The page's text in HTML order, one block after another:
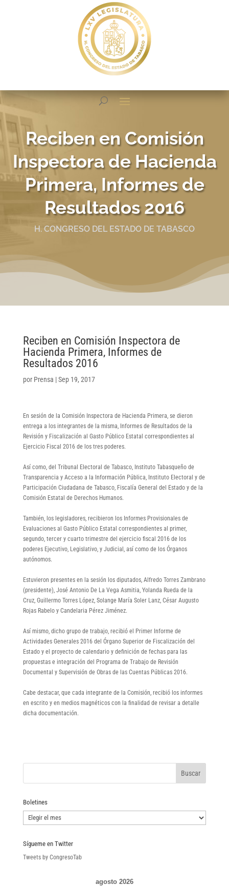
Reciben en Comisión
Inspectora de Hacienda
Primera, Informes de
Resultados 2016
H. CONGRESO DEL ESTADO DE TABASCO
Reciben en Comisión Inspectora de
Hacienda Primera, Informes de
Resultados 2016
por Prensa |Sep 19, 2017
En sesión de la Comisión Inspectora de Hacienda Primera, se dieron
entrega a los integrantes de la misma, Informes de Resultados de la
Revisión y Fiscalización al Gasto Público Estatal correspondientes al
Ejercicio Fiscal 2016 de los tres poderes.
Así como, del Tribunal Electoral de Tabasco, Instituto Tabasqueño de
Transparencia y Acceso a la Información Pública, Instituto Electoral y de
Participación Ciudadana de Tabasco, Fiscalía General del Estado y de la
Comisión Estatal de Derechos Humanos.
También, los legisladores, recibieron los Informes Provisionales de
Evaluaciones al Gasto Público Estatal correspondientes al primer,
segundo, tercer y cuarto trimestre del ejercicio fiscal 2016 de los
poderes Ejecutivo, Legislativo, y Judicial, así como de los Órganos
autónomos.
Estuvieron presentes en la sesión los diputados, Alfredo Torres Zambrano
(presidente), José Antonio De La Vega Asmitia, Yolanda Rueda de la
Cruz, Guillermo Torres López, Solange María Soler Lanz, César Augusto
Rojas Rabelo y Candelaria Pérez Jiménez.
Así mismo, dicho grupo de trabajo, recibió el Primer Informe de
Actividades Generales 2016 del Órgano Superior de Fiscalización del
Estado y el proyecto de calendario y definición de fechas para las
propuestas e integración del Programa de Trabajo de Revisión
Documental y Supervisión de Obras de las Cuentas Públicas 2016.
Cabe destacar, que cada integrante de la Comisión, recibió los informes
en escrito y en medios magnéticos con la finalidad de revisar a detalle
dicha documentación.
Boletines
Boletines
Sígueme en Twitter
Tweets by CongresoTab
agosto 2026